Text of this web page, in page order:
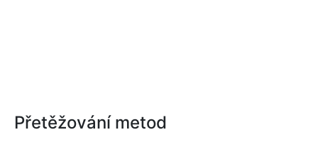
Přetěžování metod